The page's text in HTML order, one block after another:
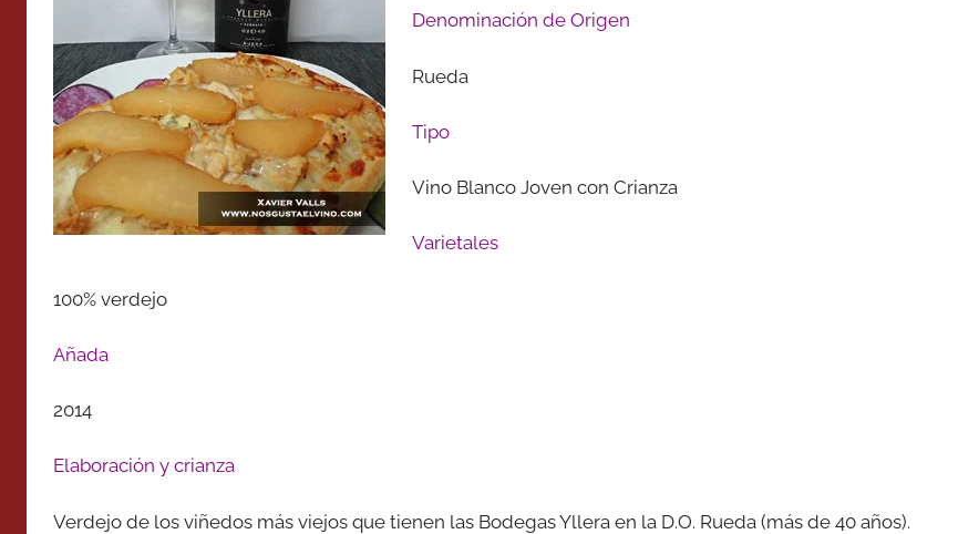
Denominación de Origen
Rueda
Tipo
Vino Blanco Joven con Crianza
Varietales
100% verdejo
Añada
2014
Elaboración y crianza
Verdejo de los viñedos más viejos que tienen las Bodegas Yllera en la D.O. Rueda (más de 40 años).